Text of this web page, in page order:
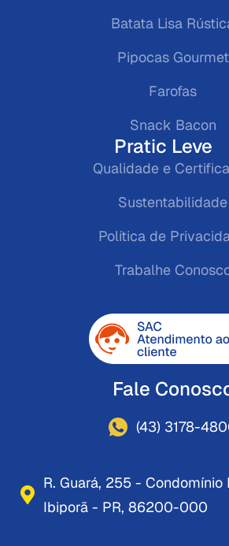
Batata Lisa
Pipocas Gourmet
Farofas
Snack Bacon
Pratic Leve
Qualidade e
Sustentabilidade
Política de
Trabalhe
Fale
(43) 3178-
R. Guará, 255 - Condomínio
Ibiporã - PR, 86200-000